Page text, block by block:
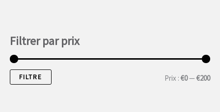
Filtrer par prix
PP
FILTRE Prix : €0—€200